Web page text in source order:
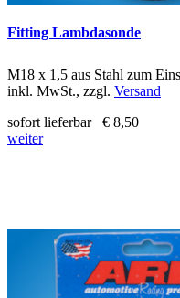
Fitting Lambdasonde
M18 x 1,5 aus Stahl zum
inkl. MwSt., zzgl. Versand
sofort lieferbar
€ 8,50
weiter